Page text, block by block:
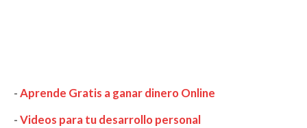
-Aprende Gratis a ganar dinero Online
-Videos para tu desarrollo personal